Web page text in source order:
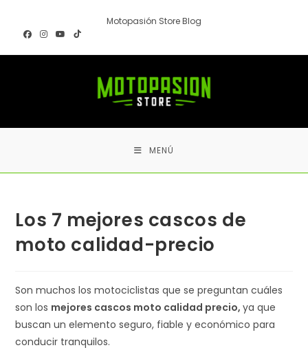
contenido
Motopasión Store Blog
MENÚ
Los 7 mejores cascos de
moto calidad-precio
Son muchos los motociclistas que se preguntan cuáles
son los mejores cascos moto calidad precio,ya que
buscan un elemento seguro, fiable y económico para
conducir tranquilos.